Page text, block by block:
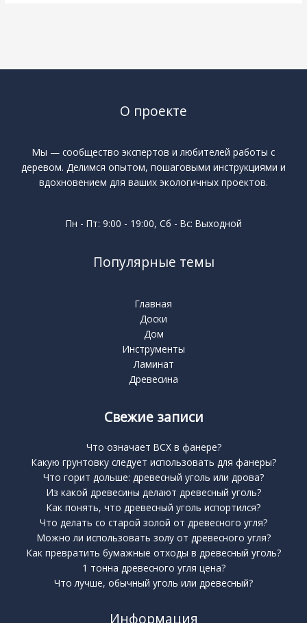
О проекте
Мы — сообщество экспертов и любителей работы с
деревом. Делимся опытом, пошаговыми инструкциями и
вдохновением для ваших экологичных проектов.
Пн - Пт: 9:00 - 19:00, Сб - Вс: Выходной
Популярные темы
Главная
Доски
Дом
Инструменты
Ламинат
Древесина
Свежие записи
Что означает BCX в фанере?
Какую грунтовку следует использовать для фанеры?
Что горит дольше: древесный уголь или дрова?
Из какой древесины делают древесный уголь?
Как понять, что древесный уголь испортился?
Что делать со старой золой от древесного угля?
Можно ли использовать золу от древесного угля?
Как превратить бумажные отходы в древесный уголь?
1 тонна древесного угля цена?
Что лучше, обычный уголь или древесный?
Информация